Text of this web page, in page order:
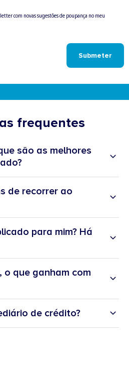
Submeter
frequentes
são as melhores
de recorrer ao
para mim? Há
o que ganham com
de crédito?